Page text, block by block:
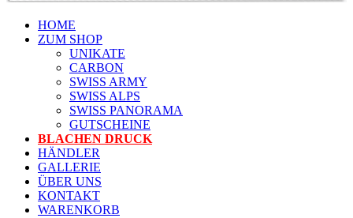
HOME
ZUM SHOP
UNIKATE
CARBON
SWISS ARMY
SWISS ALPS
SWISS PANORAMA
GUTSCHEINE
BLACHEN DRUCK
HÄNDLER
GALLERIE
ÜBER UNS
KONTAKT
WARENKORB